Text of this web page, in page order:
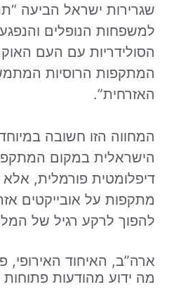
שגרירות ישראל הביעה
למשפחות הנופלים
הסולידריות עם העם
המתקפות הרוסיות
האזרחית”.
המחווה הזו חשובה
הישראלית במקום
דיפלומטית פורמלית, אלא
מתקפות על אובייקטים
להפוך לרקע רגיל של
ארה”ב, האיחוד האירופי,
מה ידוע מהודעות פתוחות